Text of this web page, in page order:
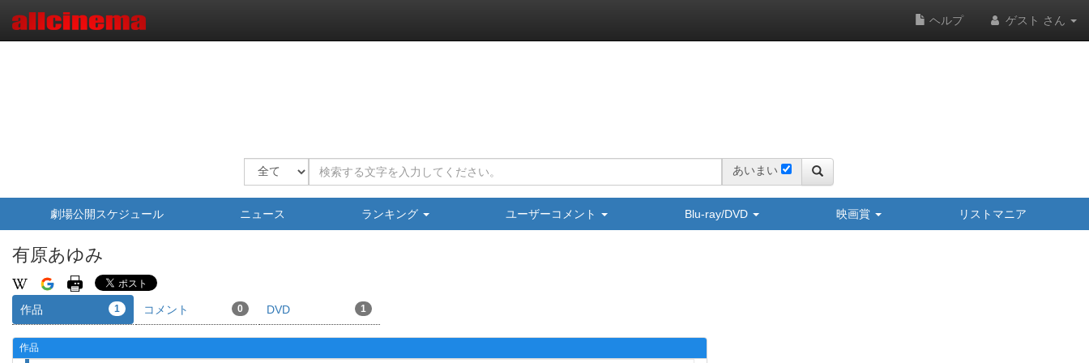
ヘルプ ゲスト さん
あいまい
劇場公開スケジュール ニュース ランキング ユーザーコメント Blu-ray/DVD 映画賞 リストマニア
有原あゆみ
作品 1 コメント 0 DVD 1
作品